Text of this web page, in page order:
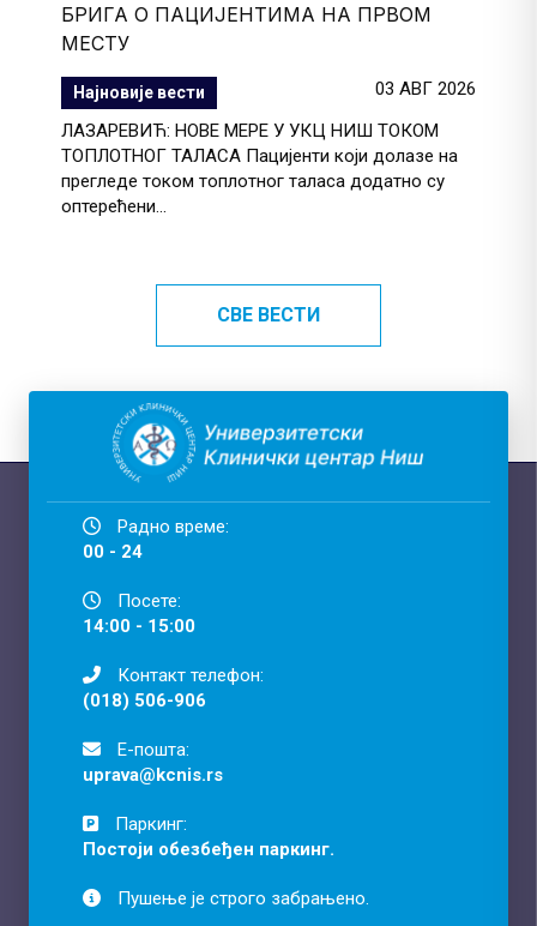
БРИГА О ПАЦИЈЕНТИМА НА ПРВОМ
МЕСТУ
Најновије вести
03 АВГ 2026
ЛАЗАРЕВИЋ: НОВЕ МЕРЕ У УКЦ НИШ ТОКОМ
ТОПЛОТНОГ ТАЛАСА Пацијенти који долазе на
прегледе током топлотног таласа додатно су
оптерећени...
СВЕ ВЕСТИ
Радно време:
00 - 24
Посете:
14:00 - 15:00
Контакт телефон:
(018) 506-906
Е-пошта:
uprava@kcnis.rs
Паркинг:
Постоји обезбеђен паркинг.
Пушење је строго забрањено.